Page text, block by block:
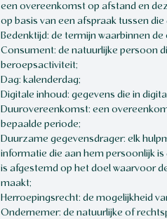
een overeenkomst op afstand en
op basis van een afspraak tussen
Bedenktijd: de termijn waarbinnen
Consument: de natuurlijke persoon
beroepsactiviteit;
Dag: kalenderdag;
Digitale inhoud: gegevens die in
Duurovereenkomst: een
bepaalde periode;
Duurzame gegevensdrager: elk
informatie die aan hem persoonlijk
is afgestemd op het doel waarvoor
maakt;
Herroepingsrecht: de mogelijkheid
Ondernemer: de natuurlijke of